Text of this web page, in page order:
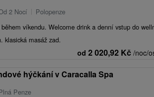
2 Nocí
Polopenze
víkendu. Welcome drink a denní vstup do
klasická masáž zad.
od 2 020,92 Kč /noc/
hýčkání v Caracalla Spa
Penze